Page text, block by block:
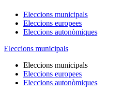
Eleccions municipals
Eleccions europees
Eleccions autonòmiques
Eleccions municipals
Eleccions municipals
Eleccions europees
Eleccions autonòmiques